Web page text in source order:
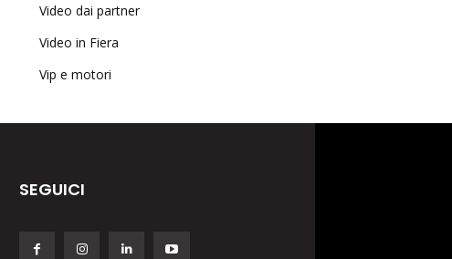
Video dai partner
Video in Fiera
Vip e motori
SEGUICI